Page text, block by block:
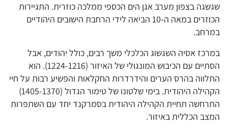
שגשגה בצפון מערב אגן הים הכספי ממלכה כוזרית. התגיירות
הכוזרים במאה ה-10 הביאה לידי הרחבת הישובים היהודיים
במרחב.
במרכז אסיה השגשוג הכלכלי משך רבים, כולל יהודים, אבל
הסתיים עם הכיבוש המונגולי של האיזור (1224-1216). הוא
התלווה בהרס הערים והידרדרות החקלאות והפשיע רבות על חיי
הקהילה היהודית. בימי שלטונו של טימור הגדול (1405-1370)
התרחשה תחיית הקהילה היהודית בסמרקנד יחד עם השתפרות
המצב הכללית באיזור.